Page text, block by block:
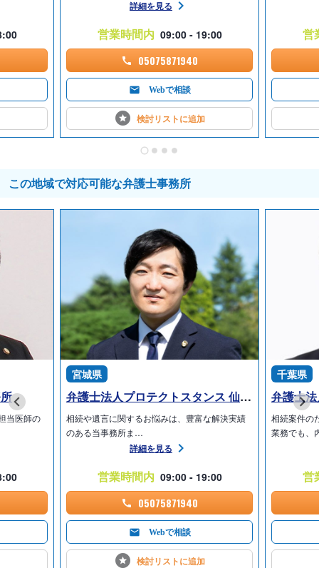
詳細を見る
営業時間内 09:00 - 19:00
05075871940
Webで相談
検討リストに追加
営
この地域で対応可能な弁護士事務所
当医師の
宮城県
弁護士法人プロテクトスタンス 仙台事務所
相続や遺言に関するお悩みは、豊富な解決実績
のある当事務所ま…
詳細を見る
営業時間内 09:00 - 19:00
05075871940
Webで相談
検討リストに追加
千葉県
弁護士
相続案件の
業務でも、
営